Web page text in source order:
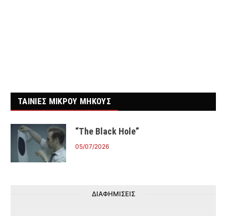
ΤΑΙΝΙΕΣ ΜΙΚΡΟΥ ΜΗΚΟΥΣ
“The Black Hole”
05/07/2026
ΔΙΑΦΗΜΙΣΕΙΣ